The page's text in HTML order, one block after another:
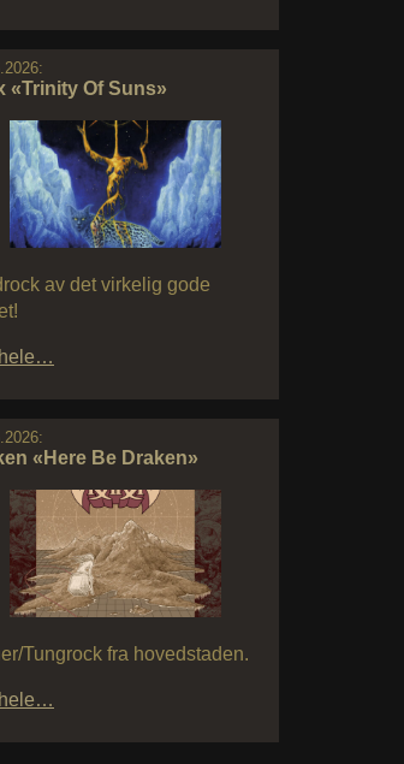
«Trinity Of Suns»
av det virkelig gode
«Here Be Draken»
Tungrock fra hovedstaden.